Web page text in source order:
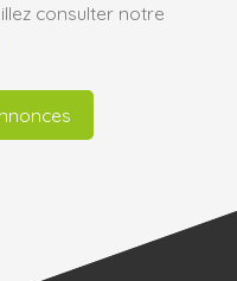
consulter notre